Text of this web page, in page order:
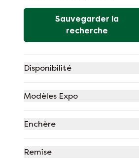
Sauvegarder la
recherche
Disponibilité
Modèles Expo
Enchère
Remise